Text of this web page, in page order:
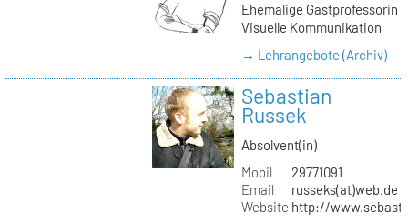
Ehemalige Gastprofessorin
Visuelle Kommunikation
→ Lehrangebote (Archiv)
Sebastian
Russek
Absolvent(in)
Mobil
29771091
Email
russeks(at)web.de
Website http://